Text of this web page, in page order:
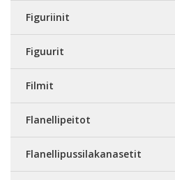
Figuriinit
Figuurit
Filmit
Flanellipeitot
Flanellipussilakanasetit